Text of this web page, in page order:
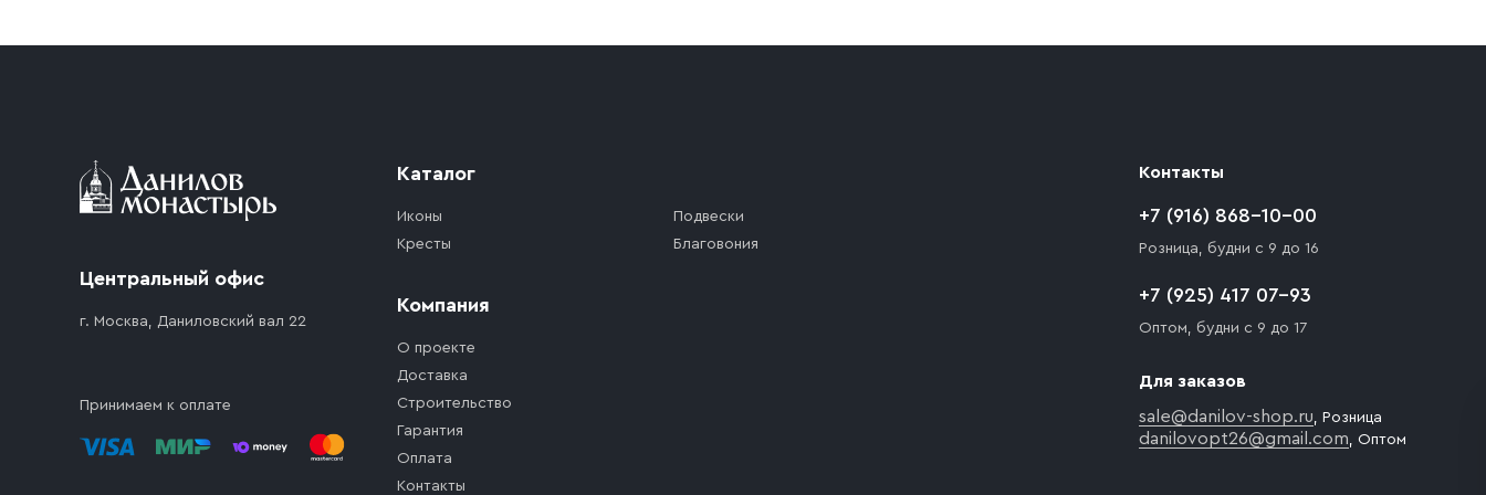
доставка осуществляется до ближайшего места, которое максимально близко к месту запланированной разгрузки товара и не нарушает правила
Центральный офис
г. Москва, Даниловский вал 22
Принимаем к оплате
Каталог
Иконы
Кресты
Подвески
Благовония
Компания
О проекте
Доставка
Строительство
Гарантия
Оплата
Контакты
Контакты
+7 (916) 868-10-00
Розница, будни с 9 до 16
+7 (925) 417 07-93
Оптом, будни с 9 до 17
Для заказов
sale@danilov-shop.ru, Розница
danilovopt26@gmail.com, Оптом